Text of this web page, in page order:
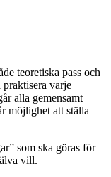
teoretiska pass och
varje
alla gemensamt
möjlighet att ställa
som ska göras för
vill.